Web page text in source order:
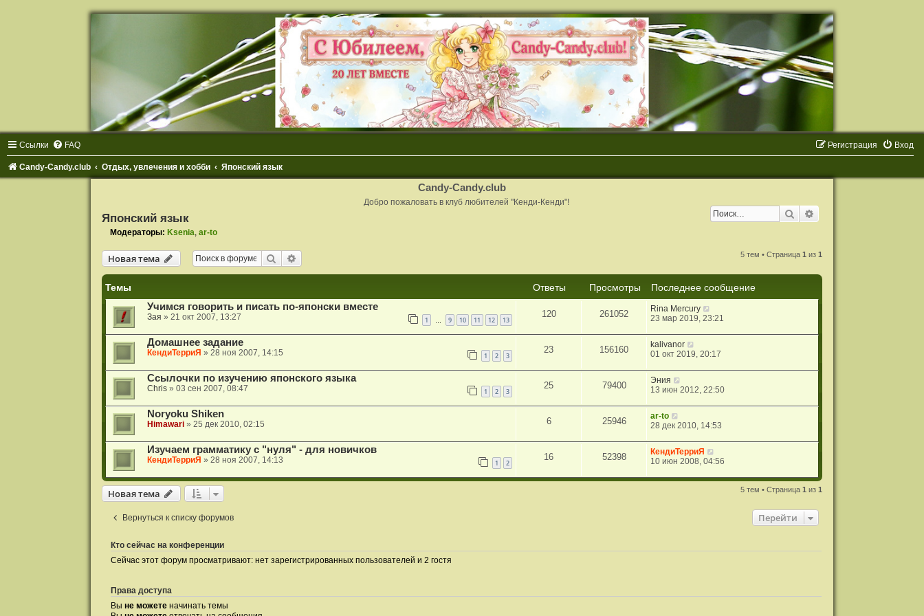
Ссылки FAQ Вход
Регистрация
Candy-Candy.club Отдых, увлечения и хобби Японский язык
Candy-Candy.club
Добро пожаловать в клуб любителей "Кенди-Кенди"!
Поиск
Японский язык
Модераторы: Ksenia ar-to
Новая тема Поиск 5 тем • Страница1 из1
Темы Ответы Просмотры
Последнее сообщение
Учимся говорить и писать по-японски вместе
Зая » 21 окт 2007, 13:27 1 9 10 11 12 13
120 261052
Rina Mercury
23 мар 2019, 23:21
Домашнее задание
КендиТерриЯ » 28 ноя 2007, 14:15 1 2 3
23 156160
kalivanor
01 окт 2019, 20:17
Ссылочки по изучению японского языка
Chris» 03 сен 2007, 08:47 1 2 3
25 79400
Эния
13 июн 2012, 22:50
Noryoku Shiken
Himawari» 25 дек 2010, 02:15 6 25946
ar-to
28 дек 2010, 14:53
Изучаем грамматику с "нуля" - для новичков
КендиТерриЯ » 28 ноя 2007, 14:13 1 2
16 52398
КендиТерриЯ
10 июн 2008, 04:56
Новая тема 5 тем • Страница1 из1
Вернуться к списку форумов Перейти
Кто сейчас на конференции
Сейчас этот форум просматривают: нет зарегистрированных пользователей и 2 гостя
Права доступа
Вы не можетеначинать темы